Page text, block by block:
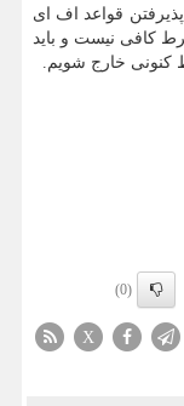
قواعد اف ای
كافی نیست و باید
كنونی خارج شویم.
(0)
X